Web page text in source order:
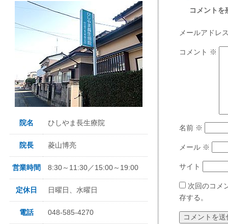
コメントを
メールアドレ
コメント ※
名前 ※
メール ※
サイト
次回のコメ
存する。
院名 ひしやま長生療院
院長 菱山博亮
営業時間 8:30～11:30／15:00～19:00
定休日 日曜日、水曜日
電話 048-585-4270